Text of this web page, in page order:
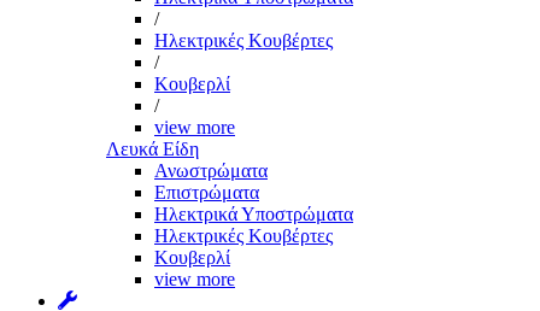
/
Ηλεκτρικές Κουβέρτες
/
Κουβερλί
/
view more
Λευκά Είδη
Ανωστρώματα
Επιστρώματα
Ηλεκτρικά Υποστρώματα
Ηλεκτρικές Κουβέρτες
Κουβερλί
view more